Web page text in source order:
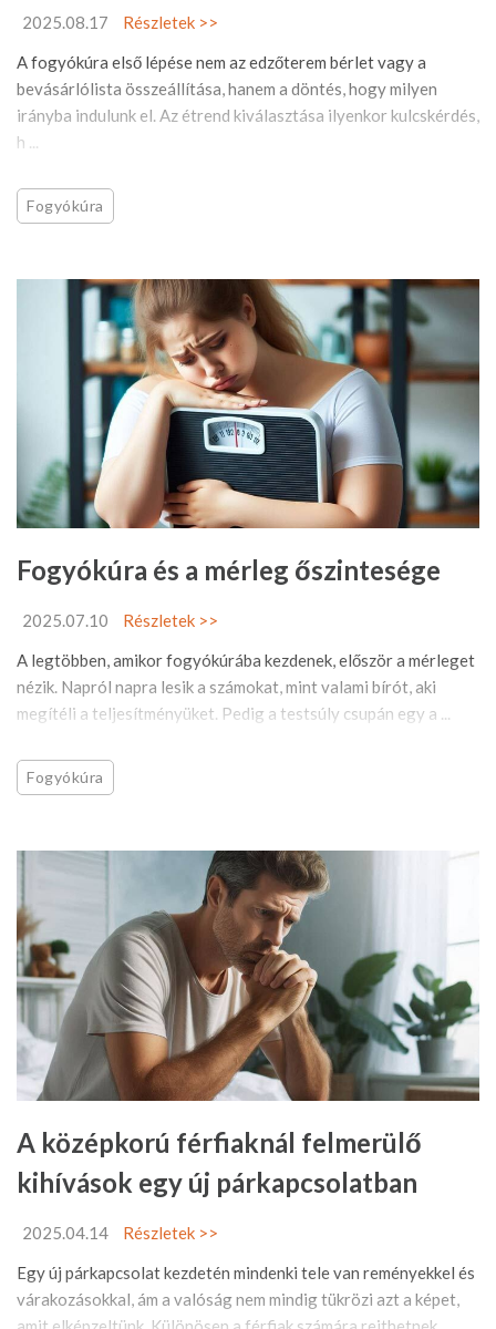
2025.08.17
Részletek >>
A fogyókúra első lépése nem az edzőterem bérlet vagy a
bevásárlólista összeállítása, hanem a döntés, hogy milyen
irányba indulunk el. Az étrend kiválasztása ilyenkor kulcskérdés,
h ...
Fogyókúra
Fogyókúra és a mérleg őszintesége
2025.07.10
Részletek >>
A legtöbben, amikor fogyókúrába kezdenek, először a mérleget
nézik. Napról napra lesik a számokat, mint valami bírót, aki
megítéli a teljesítményüket. Pedig a testsúly csupán egy a ...
Fogyókúra
A középkorú férfiaknál felmerülő
kihívások egy új párkapcsolatban
2025.04.14
Részletek >>
Egy új párkapcsolat kezdetén mindenki tele van reményekkel és
várakozásokkal, ám a valóság nem mindig tükrözi azt a képet,